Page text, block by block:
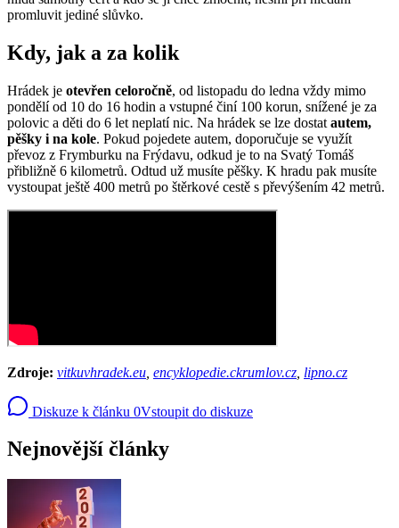
promluvit jediné slůvko.
Kdy, jak a za kolik
Hrádek je otevřen celoročně, od listopadu do ledna vždy mimo
pondělí od 10 do 16 hodin a vstupné činí 100 korun, snížené je za
polovic a děti do 6 let neplatí nic. Na hrádek se lze dostat autem,
pěšky i na kole. Pokud pojedete autem, doporučuje se využít
převoz z Frymburku na Frýdavu, odkud je to na Svatý Tomáš
přibližně 6 kilometrů. Odtud už musíte pěšky. K hradu pak musíte
vystoupat ještě 400 metrů po štěrkové cestě s převýšením 42 metrů.
Zdroje: vitkuvhradek.eu encyklopedie.ckrumlov.cz lipno.cz
Diskuze k článku 0Vstoupit do diskuze
Nejnovější články